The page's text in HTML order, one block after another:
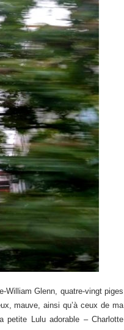
William Glenn, quatre-vingt piges
mauve, ainsi qu’à ceux de ma
petite Lulu adorable – Charlotte